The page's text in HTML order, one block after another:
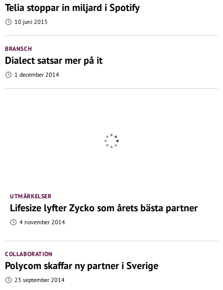
Telia stoppar in miljard i Spotify
10 juni 2015
BRANSCH
Dialect satsar mer på it
1 december 2014
UTMÄRKELSER
Lifesize lyfter Zycko som årets bästa partner
4 november 2014
COLLABORATION
Polycom skaffar ny partner i Sverige
23 september 2014